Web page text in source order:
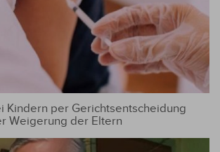
Kindern per Gerichtsentscheidung
Weigerung der Eltern